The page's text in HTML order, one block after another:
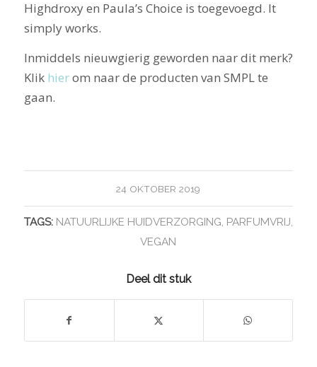
Highdroxy en Paula’s Choice is toegevoegd. It
simply works.
Inmiddels nieuwgierig geworden naar dit merk?
Klik hierom naar de producten van SMPL te
gaan.
24 OKTOBER 2019
TAGS: NATUURLIJKE HUIDVERZORGING, PARFUMVRIJ,
VEGAN
Deel dit stuk